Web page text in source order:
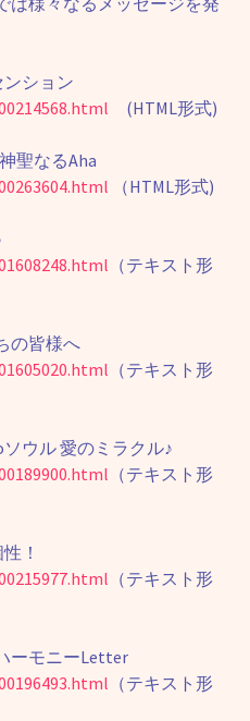
ション
(HTML形式)
聖なるAha
（HTML形式)
（テキスト形
の皆様へ
（テキスト形
ウル 愛のミラクル♪
（テキスト形
！
（テキスト形
ーモニーLetter
（テキスト形